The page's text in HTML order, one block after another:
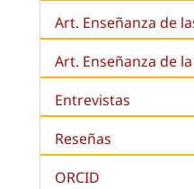
Art. Enseñanza de
Art. Enseñanza de
Entrevistas
Reseñas
ORCID